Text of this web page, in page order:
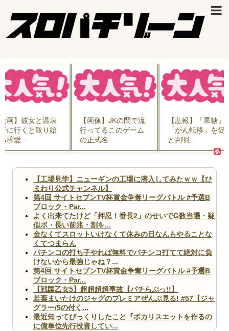
【画像】JKの間で流
行ってるこのゲーム
の正式名...
【悲報】「果糖」が
「がん転移」を促す
と判明...
報ステの気象
さん、こうい
いいんだよ...
【工場見学】ニューギンの工場に潜入してみたｗｗ【ひ
まわり公式チャンネル】
第4回 サイトセブンTV杯賞金争奪リーグバトル #予選B
ブロック・Par...
よく出来てたけど「押忍！番長2」のせいでG数当選・疑
似ボ・長い前兆・割を...
金なくてスロットいけなくて休みの日なんもやることな
くてつまらん
パチンコの打ち子やれば無料でパチンコ打てて絶対に負
けないから最強じゃね？...
第4回 サイトセブンTV杯賞金争奪リーグバトル #予選B
ブロック・Par...
【戦国乙女5】超超超超事故【パチらぶっ!!】
若葉まいたけのジャグのプレミアぜんぶ見る! #57【ジャ
グラー/5の付く...
最近知ってびっくりしたこと『ポカリスエットを作るの
に億単位先行投資してい...